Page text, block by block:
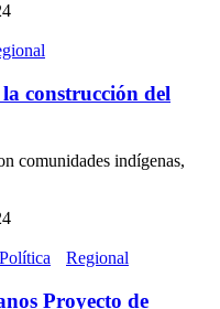
construcción del
comunidades indígenas,
Política Regional
Proyecto de